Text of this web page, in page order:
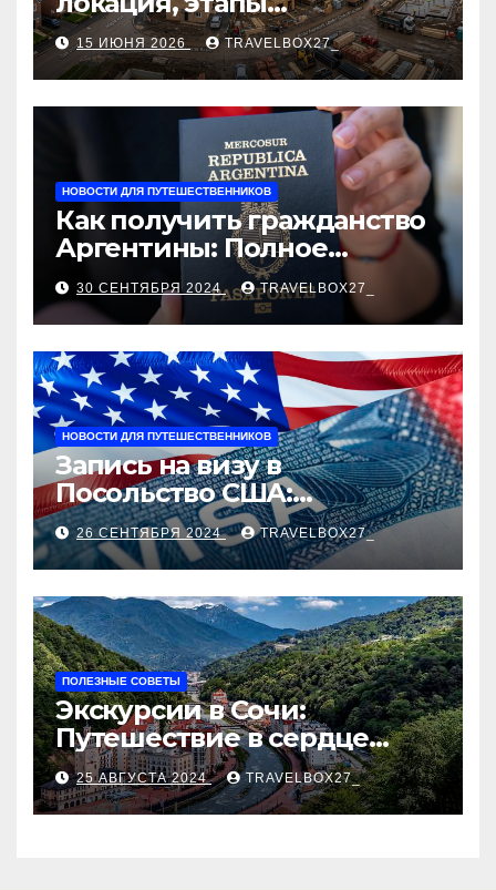
строительства, проверка
застройщика, сценарии
оформления сделки и
рыночные ориентиры
15 ИЮНЯ 2026 TRAVELBOX27_
НОВОСТИ ДЛЯ ПУТЕШЕСТВЕННИКОВ
Как получить гражданство
Аргентины: Полное
руководство
30 СЕНТЯБРЯ 2024 TRAVELBOX27_
НОВОСТИ ДЛЯ ПУТЕШЕСТВЕННИКОВ
Запись на визу в
Посольство США:
Пошаговое руководство
26 СЕНТЯБРЯ 2024 TRAVELBOX27_
ПОЛЕЗНЫЕ СОВЕТЫ
Экскурсии в Сочи:
Путешествие в сердце
Черноморского курорта
25 АВГУСТА 2024 TRAVELBOX27_